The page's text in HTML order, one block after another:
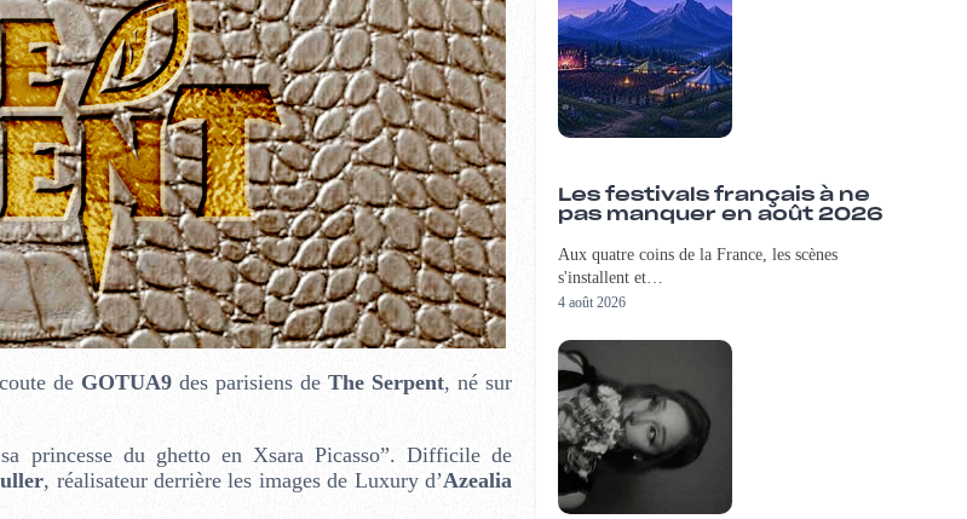
de GOTUA9des parisiens de The Serpent, né sur
princesse du ghetto en Xsara Picasso”. Difficile de
, réalisateur derrière les images de Luxury d’Azealia
Les festivals français à ne
pas manquer en août 2026
Aux quatre coins de la France, les scènes
s'installent et…
4 août 2026